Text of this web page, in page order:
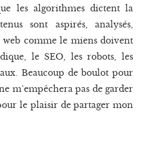
les algorithmes dictent la
sont aspirés, analysés,
web comme le miens doivent
le SEO, les robots, les
Beaucoup de boulot pour
m’empêchera pas de garder
le plaisir de partager mon